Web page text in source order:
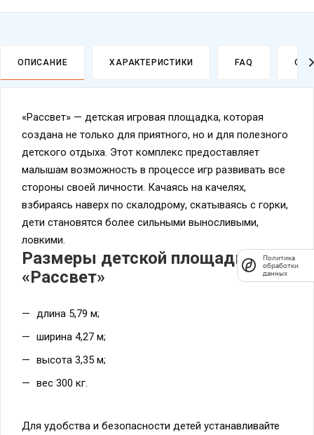
ОПИСАНИЕ ХАРАКТЕРИСТИКИ FAQ
«Рассвет» — детская игровая площадка, которая
создана не только для приятного, но и для полезного
детского отдыха. Этот комплекс предоставляет
малышам возможность в процессе игр развивать все
стороны своей личности. Качаясь на качелях,
взбираясь наверх по скалодрому, скатываясь с горки,
дети становятся более сильными выносливыми,
ловкими.
Размеры детской площадки
«Рассвет»
длина 5,79 м;
ширина 4,27 м;
высота 3,35 м;
вес 300 кг.
Для удобства и безопасности детей устанавливайте
Политика
обработки
данных